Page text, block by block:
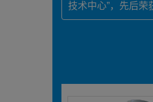
技术中心”，先后